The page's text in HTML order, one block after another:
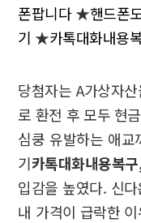
폰팝니다★핸드폰
기 ★카톡대화내용
당첨자는 A가상자
로 환전 후 모두 현
심쿵 유발하는 애
기카톡대화내용복
입감을 높였다. 신
내 가격이 급락한